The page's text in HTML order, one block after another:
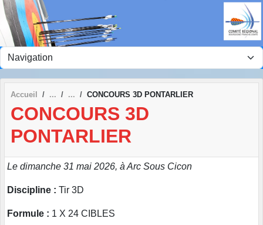
Accueil CONCOURS 3D PONTARLIER
CONCOURS 3D
PONTARLIER
Le dimanche 31 mai 2026, à Arc Sous Cicon
Discipline : Tir 3D
Formule : 1 X 24 CIBLES
Panneau de gestion des cookies